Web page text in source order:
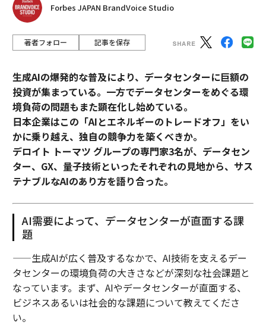
Forbes JAPAN BrandVoice Studio
著者フォロー 記事を保存
生成AIの爆発的な普及により、データセンターに巨額の
投資が集まっている。一方でデータセンターをめぐる環
境負荷の問題もまた顕在化し始めている。
日本企業はこの「AIとエネルギーのトレードオフ」をい
かに乗り越え、独自の競争力を築くべきか。
デロイト トーマツ グループの専門家3名が、データセン
ター、GX、量子技術といったそれぞれの見地から、サス
テナブルなAIのあり方を語り合った。
AI需要によって、データセンターが直面する課
題
——生成AIが広く普及するなかで、AI技術を支えるデー
タセンターの環境負荷の大きさなどが深刻な社会課題と
なっています。まず、AIやデータセンターが直面する、
ビジネスあるいは社会的な課題について教えてくださ
い。